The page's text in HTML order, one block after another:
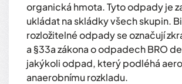
organická hmota. Tyto odpady je
ukládat na skládky všech skupin.
rozložitelné odpady se označují
a §33a zákona o odpadech BRO
jakýkoli odpad, který podléhá
anaerobnímu rozkladu.